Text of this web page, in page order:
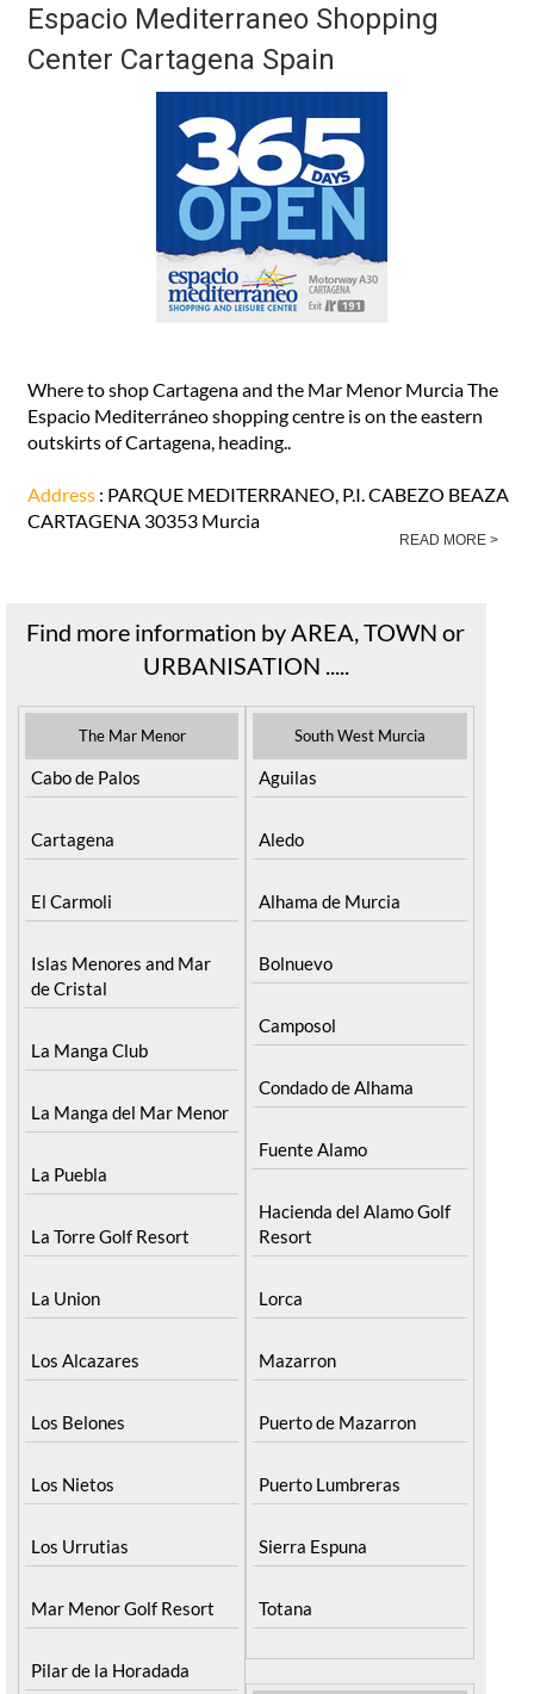
Espacio Mediterraneo Shopping
Center Cartagena Spain
Where to shop Cartagena and the Mar Menor Murcia The
Espacio Mediterráneo shopping centre is on the eastern
outskirts of Cartagena, heading..
Address : PARQUE MEDITERRANEO, P.I. CABEZO BEAZA
CARTAGENA 30353 Murcia
READ MORE >
Find more information by AREA, TOWN or
URBANISATION .....
The Mar Menor
Cabo de Palos
Cartagena
El Carmoli
Islas Menores and Mar
de Cristal
La Manga Club
La Manga del Mar Menor
La Puebla
La Torre Golf Resort
La Union
Los Alcazares
Los Belones
Los Nietos
Los Urrutias
Mar Menor Golf Resort
Pilar de la Horadada
South West Murcia
Aguilas
Aledo
Alhama de Murcia
Bolnuevo
Camposol
Condado de Alhama
Fuente Alamo
Hacienda del Alamo Golf
Resort
Lorca
Mazarron
Puerto de Mazarron
Puerto Lumbreras
Sierra Espuna
Totana